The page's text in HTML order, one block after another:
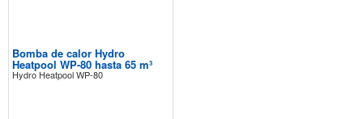
Bomba de calor Hydro
Heatpool WP-80 hasta 65 m³
Hydro Heatpool WP-80